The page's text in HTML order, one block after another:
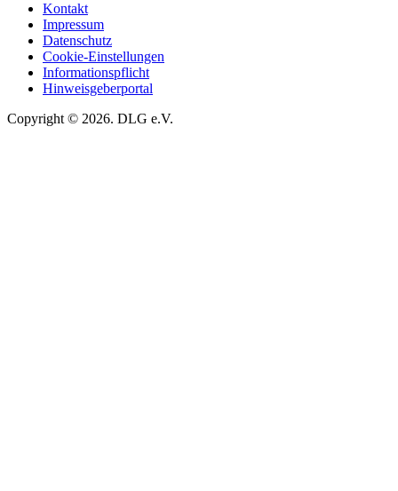
Kontakt
Impressum
Datenschutz
Cookie-Einstellungen
Informationspflicht
Hinweisgeberportal
Copyright © 2026. DLG e.V.